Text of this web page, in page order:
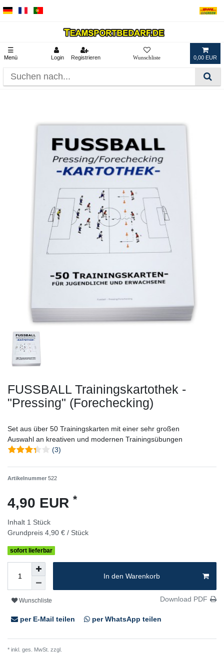
☰
Menü Login Registrieren 0,00 EUR
FUSSBALL Trainingskartothek -
"Pressing" (Forechecking)
Set aus über 50 Trainingskarten mit einer sehr großen
Auswahl an kreativen und modernen Trainingsübungen
(3)
Artikelnummer 522
4,90 EUR *
Inhalt 1 Stück
Grundpreis 4,90 € / Stück
sofort lieferbar
In den Warenkorb
Wunschliste Download PDF
per E-Mail teilen per WhatsApp teilen
* inkl. ges. MwSt. zzgl.